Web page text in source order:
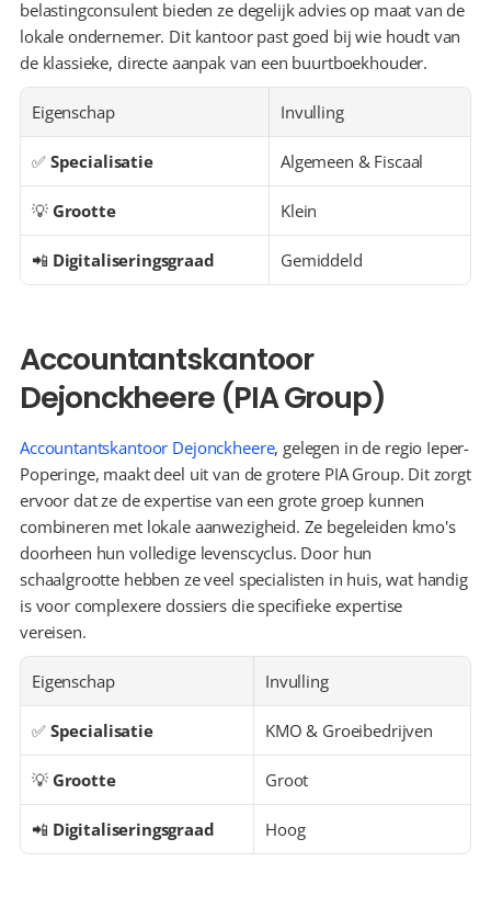
belastingconsulent bieden ze degelijk advies op maat van de
lokale ondernemer. Dit kantoor past goed bij wie houdt van
de klassieke, directe aanpak van een buurtboekhouder.
Eigenschap Invulling
✅ Specialisatie Algemeen & Fiscaal
💡 Grootte Klein
📲 Digitaliseringsgraad Gemiddeld
Accountantskantoor
Dejonckheere (PIA Group)
Accountantskantoor Dejonckheere, gelegen in de regio Ieper-
Poperinge, maakt deel uit van de grotere PIA Group. Dit zorgt
ervoor dat ze de expertise van een grote groep kunnen
combineren met lokale aanwezigheid. Ze begeleiden kmo's
doorheen hun volledige levenscyclus. Door hun
schaalgrootte hebben ze veel specialisten in huis, wat handig
is voor complexere dossiers die specifieke expertise
vereisen.
Eigenschap Invulling
✅ Specialisatie KMO & Groeibedrijven
💡 Grootte Groot
📲 Digitaliseringsgraad Hoog